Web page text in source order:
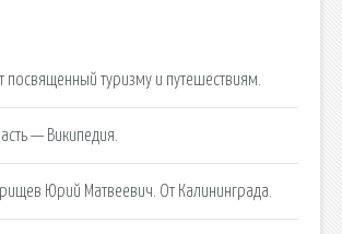
посвященный туризму и путешествиям.
— Википедия.
Юрий Матвеевич. От Калининграда.